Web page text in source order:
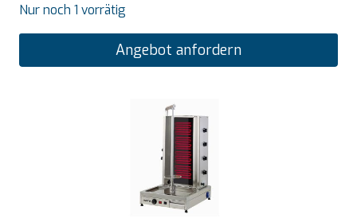
Nur noch 1 vorrätig
Angebot anfordern